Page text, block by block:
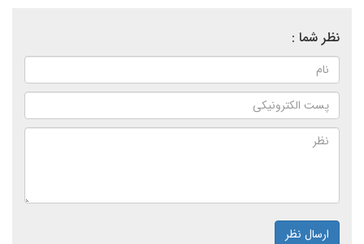
نظر شما :
ارسال نظر